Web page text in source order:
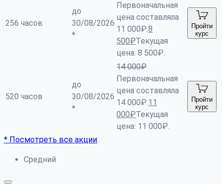
256 часов
до
30/08/2026
*
Первоначальная
цена составляла
11 000₽.8
500₽Текущая
цена: 8 500₽.
Пройти
курс
520 часов
до
30/08/2026
*
14 000₽
Первоначальная
цена составляла
14 000₽.11
000₽Текущая
цена: 11 000₽.
Пройти
курс
* Посмотреть все акции
Средний